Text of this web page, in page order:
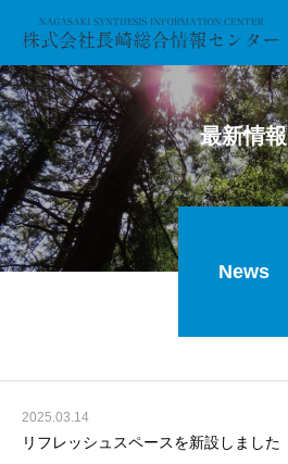
最新情報
News
2025.03.14
リフレッシュスペースを新設しました